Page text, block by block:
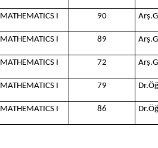
MATHEMATICS I 90
MATHEMATICS I 89
MATHEMATICS I 72
MATHEMATICS I 79
MATHEMATICS I 86